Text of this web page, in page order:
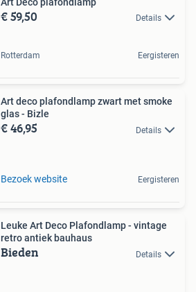
€ 59,50 Details
Rotterdam Eergisteren
Art deco plafondlamp zwart met smoke
glas - Bizle
€ 46,95 Details
Bezoek website Eergisteren
Leuke Art Deco Plafondlamp - vintage
retro antiek bauhaus
Bieden Details